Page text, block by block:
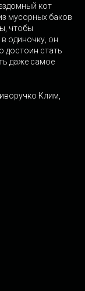
кот
мусорных баков
чтобы
одиночку, он
достоин стать
даже самое
Клим,